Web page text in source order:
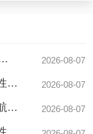
，24小时生产不断电的守护神 2026-08-07
海珠医院配电房守护者：高压预防性试验如何规避呼吸机停摆风险 2026-08-07
大型工厂电房检测，预防性试验护航24h连续生产 2026-08-07